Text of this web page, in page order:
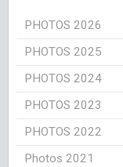
PHOTOS 2026
PHOTOS 2025
PHOTOS 2024
PHOTOS 2023
PHOTOS 2022
Photos 2021